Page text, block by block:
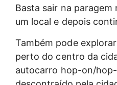
Basta sair na
um local e depois
Também pode
perto do centro da
autocarro hop-on/